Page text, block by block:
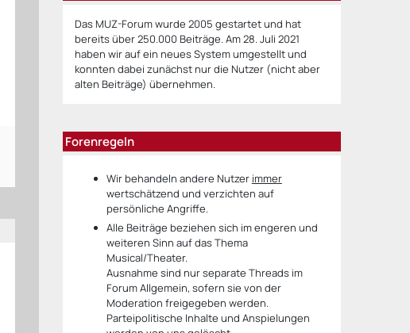
Das MUZ-Forum wurde 2005 gestartet und hat
bereits über 250.000 Beiträge. Am 28. Juli 2021
haben wir auf ein neues System umgestellt und
konnten dabei zunächst nur die Nutzer (nicht aber
alten Beiträge) übernehmen.
Forenregeln
Wir behandeln andere Nutzer immer
wertschätzend und verzichten auf
persönliche Angriffe.
Alle Beiträge beziehen sich im engeren und
weiteren Sinn auf das Thema
Musical/Theater.
Ausnahme sind nur separate Threads im
Forum Allgemein, sofern sie von der
Moderation freigegeben werden.
Parteipolitische Inhalte und Anspielungen